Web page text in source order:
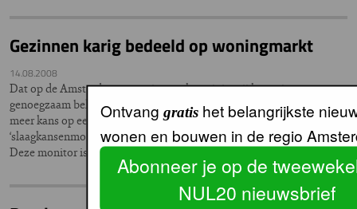
Gezinnen karig bedeeld op woningmarkt
14.08.2008
Dat op de Amsterdamse woningmarkt weinig vrij komt, is
genoegzaam bekend. Maar de ene groep bewoners heeft toch nog wat
meer kans op een woning dan de andere. Volgens de eerste
‘slaagkansenmonitor’ komen met name gezinnen er bekaaid vanaf.
Deze monitor is een initiatief van het Amsterdams…
Ontvang gratishet belangrijkste
wonen en bouwen in de regio
Abonneer je op de
NUL20 nieuwsbrief